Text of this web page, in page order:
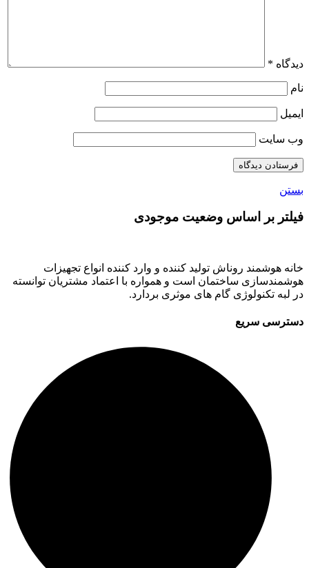
دیدگاه *
نام
ایمیل
وب‌ سایت
بستن
فیلتر بر اساس وضعیت موجودی
خانه هوشمند روناش تولید کننده و وارد کننده انواع تجهیزات
هوشمندسازی ساختمان است و همواره با اعتماد مشتریان توانسته
در لبه تکنولوژی گام های موثری بردارد.
دسترسی سریع